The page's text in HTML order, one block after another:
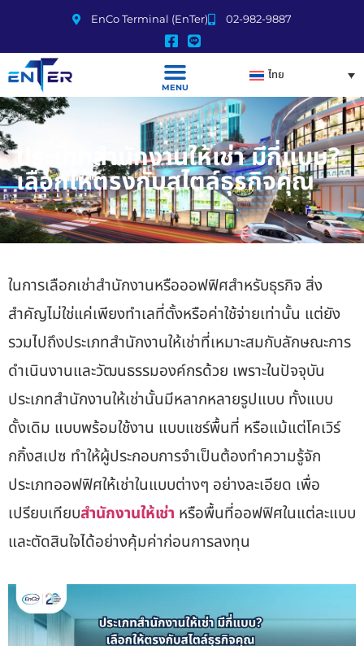
EnCo Terminal (EnTer) 02-982-9887
MENU
ไทย
ประเภทสำนักงานให้เช่า มีกี่แบบ?
เลือกให้ตรงกับสไตล์ธุรกิจคุณ
ในการเลือกเช่าสำนักงานหรือออฟฟิศสำหรับธุรกิจ สิ่ง
สำคัญไม่ใช่แค่เพียงทำเลที่ตั้งหรือค่าใช้จ่ายเท่านั้น แต่ยัง
รวมไปถึงประเภทสำนักงานให้เช่าที่เหมาะสมกับลักษณะการ
ดำเนินงานและวัฒนธรรมองค์กรด้วย เพราะในปัจจุบัน
ประเภทสำนักงานให้เช่านั้นมีหลากหลายรูปแบบ ทั้งแบบ
ดั้งเดิม แบบพร้อมใช้งาน แบบแชร์พื้นที่ หรือแม้แต่โคเวิร์
กกิ้งสเปซ ทำให้ผู้ประกอบการจำเป็นต้องทำความรู้จัก
ประเภทออฟฟิศให้เช่าในแบบต่างๆ อย่างละเอียด เพื่อ
เปรียบเทียบสำนักงานให้เช่า หรือพื้นที่ออฟฟิศในแต่ละแบบ
และตัดสินใจได้อย่างคุ้มค่าก่อนการลงทุน